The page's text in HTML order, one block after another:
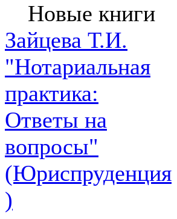
Новые книги
Зайцева Т.И.
"Нотариальная
практика:
Ответы на
вопросы"
(Юриспруденция
)